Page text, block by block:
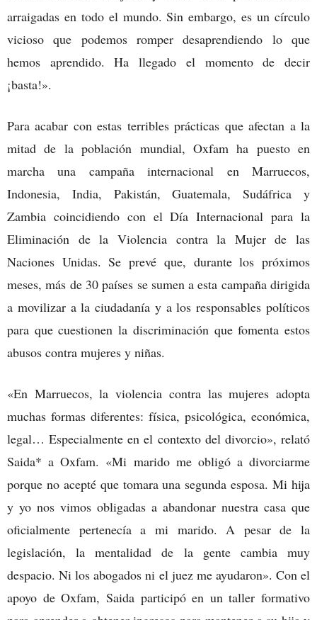
arraigadas en todo el mundo. Sin embargo, es un círculo
vicioso que podemos romper desaprendiendo lo que
hemos aprendido. Ha llegado el momento de decir
¡basta!».
Para acabar con estas terribles prácticas que afectan a la
mitad de la población mundial, Oxfam ha puesto en
marcha una campaña internacional en Marruecos,
Indonesia, India, Pakistán, Guatemala, Sudáfrica y
Zambia coincidiendo con el Día Internacional para la
Eliminación de la Violencia contra la Mujer de las
Naciones Unidas. Se prevé que, durante los próximos
meses, más de 30 países se sumen a esta campaña dirigida
a movilizar a la ciudadanía y a los responsables políticos
para que cuestionen la discriminación que fomenta estos
abusos contra mujeres y niñas.
«En Marruecos, la violencia contra las mujeres adopta
muchas formas diferentes: física, psicológica, económica,
legal… Especialmente en el contexto del divorcio», relató
Saida* a Oxfam. «Mi marido me obligó a divorciarme
porque no acepté que tomara una segunda esposa. Mi hija
y yo nos vimos obligadas a abandonar nuestra casa que
oficialmente pertenecía a mi marido. A pesar de la
legislación, la mentalidad de la gente cambia muy
despacio. Ni los abogados ni el juez me ayudaron». Con el
apoyo de Oxfam, Saida participó en un taller formativo